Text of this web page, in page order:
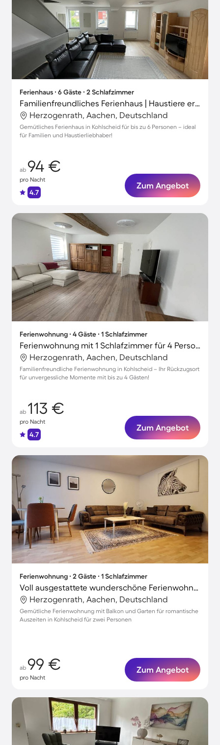
Ferienhaus ∙ 6 Gäste ∙ 2 Schlafzimmer
Familienfreundliches Ferienhaus | Haustiere erlaubt
Herzogenrath, Aachen, Deutschland
Gemütliches Ferienhaus in Kohlscheid für bis zu 6 Personen – ideal
für Familien und Haustierliebhaber!
ab 94 €
pro Nacht
4.7
Zum Angebot
Ferienwohnung ∙ 4 Gäste ∙ 1 Schlafzimmer
Ferienwohnung mit 1 Schlafzimmer für 4 Personen
Herzogenrath, Aachen, Deutschland
Familienfreundliche Ferienwohnung in Kohlscheid – Ihr Rückzugsort
für unvergessliche Momente mit bis zu 4 Gästen!
ab 113 €
pro Nacht
4.7
Zum Angebot
Ferienwohnung ∙ 2 Gäste ∙ 1 Schlafzimmer
Voll ausgestattete wunderschöne Ferienwohnung mit Garten | Perfekt für die Arbeit von Zuhause
Herzogenrath, Aachen, Deutschland
Gemütliche Ferienwohnung mit Balkon und Garten für romantische
Auszeiten in Kohlscheid für zwei Personen
ab 99 €
pro Nacht
Zum Angebot